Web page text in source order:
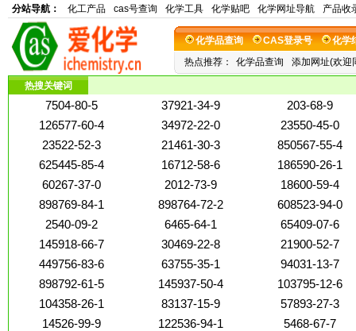
分站导航： 化工产品 cas号查询 化学工具 化学贴吧 化学网址导航 产品收
化学品查询 CAS登录号
化学
热点推荐：
化学品查询 添加网址(欢迎
热搜关键词
7504-80-5 37921-34-9
203-68-9
126577-60-4
34972-22-0
23550-45-0
23522-52-3
21461-30-3
850567-55-4
625445-85-4
16712-58-6
186590-26-1
60267-37-0
2012-73-9
18600-59-4
898769-84-1
898764-72-2
608523-94-0
2540-09-2
6465-64-1
65409-07-6
145918-66-7
30469-22-8
21900-52-7
449756-83-6
63755-35-1
94031-13-7
898792-61-5
145937-50-4
103795-12-6
104358-26-1
83137-15-9
57893-27-3
14526-99-9
122536-94-1
5468-67-7